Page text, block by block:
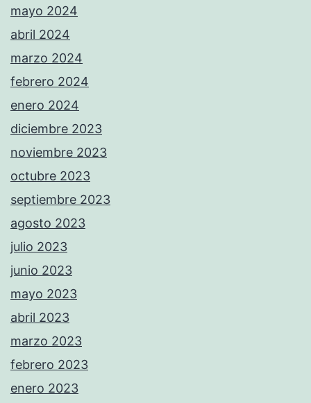
mayo 2024
abril 2024
marzo 2024
febrero 2024
enero 2024
diciembre 2023
noviembre 2023
octubre 2023
septiembre 2023
agosto 2023
julio 2023
junio 2023
mayo 2023
abril 2023
marzo 2023
febrero 2023
enero 2023